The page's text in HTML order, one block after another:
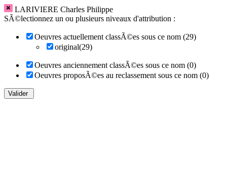
LARIVIERE Charles Philippe
SÃ©lectionnez un ou plusieurs niveaux d'attribution :
Oeuvres actuellement classÃ©es sous ce nom (29)
original(29)
Oeuvres anciennement classÃ©es sous ce nom (0)
Oeuvres proposÃ©es au reclassement sous ce nom (0)
Valider